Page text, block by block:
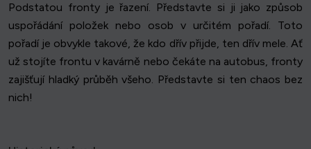
Podstatou fronty je řazení. Představte si ji jako způsob
uspořádání položek nebo osob v určitém pořadí. Toto
pořadí je obvykle takové, že kdo dřív přijde, ten dřív mele. Ať
už stojíte frontu v kavárně nebo čekáte na autobus, fronty
zajišťují hladký průběh všeho. Představte si ten chaos bez
nich!